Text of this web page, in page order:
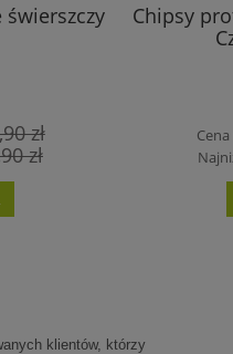
zł
zł
Chipsy
klientów, którzy